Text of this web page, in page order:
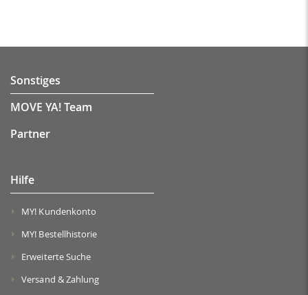
Sonstiges
MOVE YA! Team
Partner
Hilfe
MY! Kundenkonto
MY! Bestellhistorie
Erweiterte Suche
Versand & Zahlung